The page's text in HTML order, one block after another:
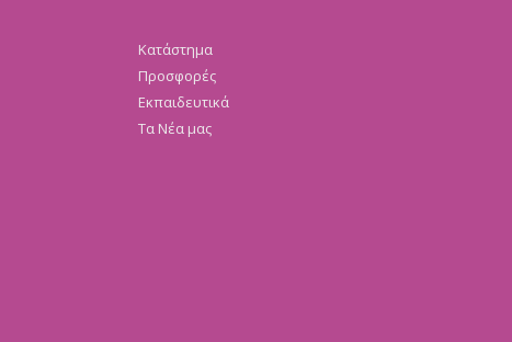
Κατάστημα
Προσφορές
Εκπαιδευτικά
Τα Νέα μας